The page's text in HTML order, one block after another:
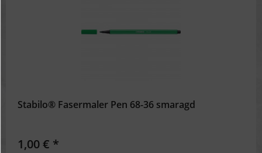
Stabilo® Fasermaler Pen 68-36 smaragd
1,00 € *